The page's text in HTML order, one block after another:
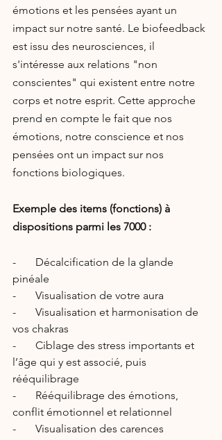
émotions et les pensées ayant un
impact sur notre santé. Le biofeedback
est issu des neurosciences, il
s'intéresse aux relations "non
conscientes" qui existent entre notre
corps et notre esprit. Cette approche
prend en compte le fait que nos
émotions, notre conscience et nos
pensées ont un impact sur nos
fonctions biologiques.
Exemple des items (fonctions) à
dispositions parmi les 7000 :
-       Décalcification de la glande
pinéale
-       Visualisation de votre aura
-       Visualisation et harmonisation de
vos chakras
-       Ciblage des stress importants et
l’âge qui y est associé, puis
rééquilibrage
-       Rééquilibrage des émotions,
conflit émotionnel et relationnel
-       Visualisation des carences